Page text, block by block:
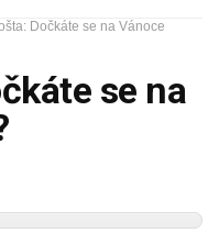
Dočkáte se na Vánoce
se na